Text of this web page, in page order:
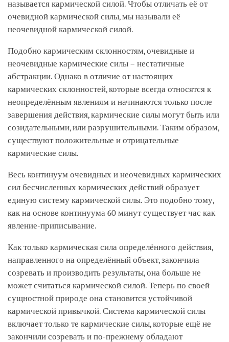
называется кармической силой. Чтобы отличать её от
очевидной кармической силы, мы называли её
неочевидной кармической силой.
Подобно кармическим склонностям, очевидные и
неочевидные кармические силы – нестатичные
абстракции. Однако в отличие от настоящих
кармических склонностей, которые всегда относятся к
неопределённым явлениям и начинаются только после
завершения действия, кармические силы могут быть или
созидательными, или разрушительными. Таким образом,
существуют положительные и отрицательные
кармические силы.
Весь континуум очевидных и неочевидных кармических
сил бесчисленных кармических действий образует
единую систему кармической силы. Это подобно тому,
как на основе континуума 60 минут существует час как
явление-приписывание.
Как только кармическая сила определённого действия,
направленного на определённый объект, закончила
созревать и производить результаты, она больше не
может считаться кармической силой. Теперь по своей
сущностной природе она становится устойчивой
кармической привычкой. Система кармической силы
включает только те кармические силы, которые ещё не
закончили созревать и по-прежнему обладают